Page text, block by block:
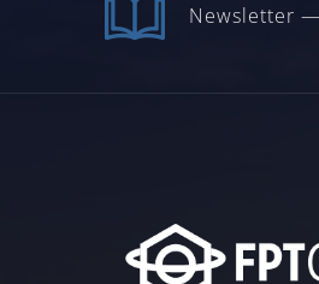
Newsletter